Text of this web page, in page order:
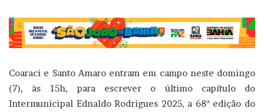
Coaraci e Santo Amaro entram em campo neste domingo
(7), às 15h, para escrever o último capítulo do
Intermunicipal Ednaldo Rodrigues 2025, a 68ª edição do